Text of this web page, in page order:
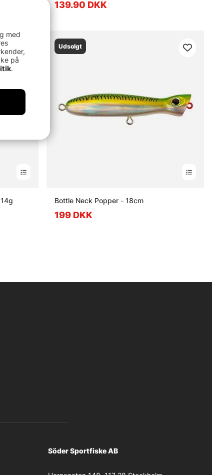
139.90 DKK
Udsolgt
Bottle Neck Popper - 18cm
199 DKK
Söder Sportfiske AB
med
på
.